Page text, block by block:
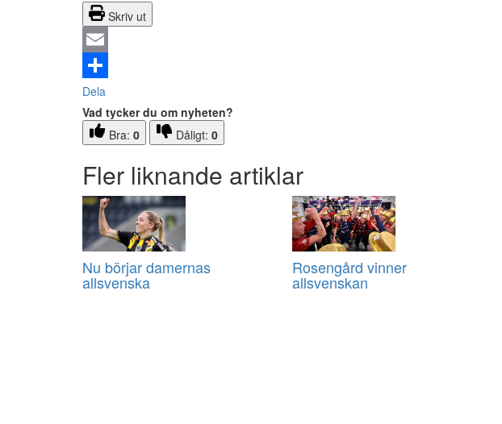
Skriv ut
Email
Dela
Vad tycker du om nyheten?
Bra: 0 Dåligt: 0
Fler liknande artiklar
Nu börjar damernas
allsvenska
Rosengård vinner
allsvenskan